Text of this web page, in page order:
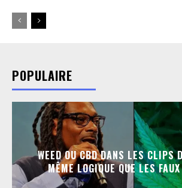
POPULAIRE
WEED OU CBD DANS LES CLIPS
MÊME LOGIQUE QUE LES